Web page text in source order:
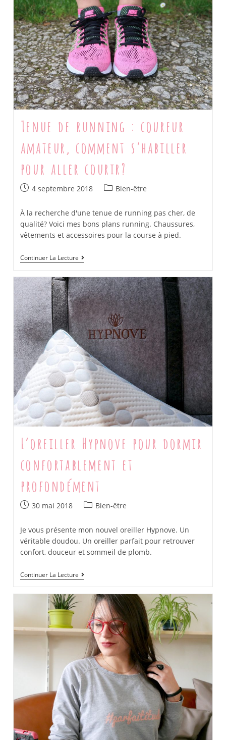
Une
Vie
Plus
Saine,
Écoresponsable
Et
Minimaliste
Tenue de running : coureur
amateur, comment s’habiller
pour aller courir?
Post4 septembre 2018
PostBien-être
À la recherche d'une tenue de running pas cher, de
qualité? Voici mes bons plans running. Chaussures,
vêtements et accessoires pour la course à pied.
Continuer La LectureTenue
De
:
Coureur
Amateur,
Comment
S’habiller
Pour
Aller
Courir?
L’oreiller Hypnove pour dormir
confortablement et
profondément
Post30 mai 2018
PostBien-être
Je vous présente mon nouvel oreiller Hypnove. Un
véritable doudou. Un oreiller parfait pour retrouver
confort, douceur et sommeil de plomb.
Continuer La LectureL’oreiller
Hypnove
Dormir
Confortablement
Profondément